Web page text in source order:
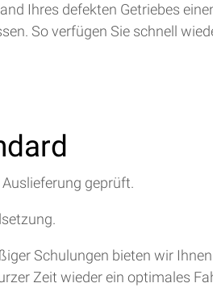
Ihres defekten Getriebes
So verfügen Sie schnell
geprüft.
Schulungen bieten wir
Zeit wieder ein optimales